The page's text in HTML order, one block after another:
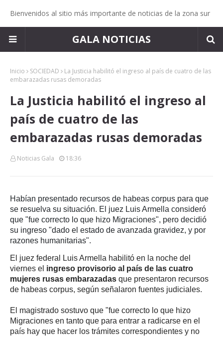
Bienvenidos al sitio más importante de noticias de la zona sur
GALA NOTICIAS
Inicio SOCIEDAD
La Justicia habilitó el ingreso al país de cuatro de las
embarazadas rusas demoradas
La Justicia habilitó el ingreso al
país de cuatro de las
embarazadas rusas demoradas
Noticias Gala 18:36
Habían presentado recursos de habeas corpus para que
se resuelva su situación. El juez Luis Armella consideró
que "fue correcto lo que hizo Migraciones", pero decidió
su ingreso "dado el estado de avanzada gravidez, y por
razones humanitarias".
El juez federal Luis Armella habilitó en la noche del
viernes el ingreso provisorio al país de las cuatro
mujeres rusas embarazadas que presentaron recursos
de habeas corpus, según señalaron fuentes judiciales.
El magistrado sostuvo que "fue correcto lo que hizo
Migraciones en tanto que para entrar a radicarse en el
país hay que hacer los trámites correspondientes y no